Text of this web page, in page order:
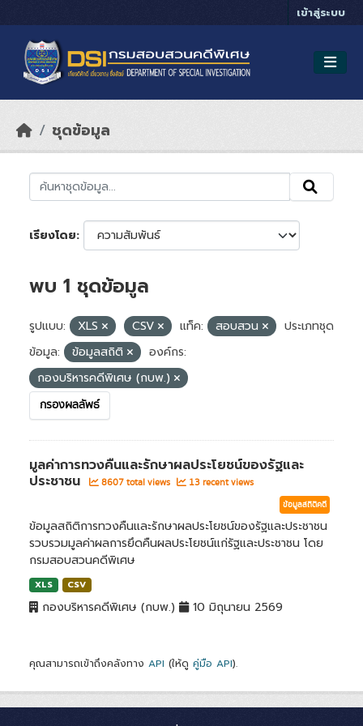
เข้าสู่ระบบ
ชุดข้อมูล
เรียงโดย
พบ 1 ชุดข้อมูล
รูปแบบ: XLS CSV แท็ค: สอบสวน
ประเภทชุด
ข้อมูล:
ข้อมูลสถิติ
องค์กร:
กองบริหารคดีพิเศษ (กบพ.)
กรองผลลัพธ์
มูลค่าการทวงคืนและรักษาผลประโยชน์ของรัฐและ
ประชาชน
8607 total views 13 recent views
ข้อมูลสถิติคดี
ข้อมูลสถิติการทวงคืนและรักษาผลประโยชน์ของรัฐและประชาชน
รวบรวมมูลค่าผลการยึดคืนผลประโยชน์แก่รัฐและประชาชน โดย
กรมสอบสวนคดีพิเศษ
XLS CSV
กองบริหารคดีพิเศษ (กบพ.) 10 มิถุนายน 2569
คุณสามารถเข้าถึงคลังทาง API (ให้ดู คู่มือ API).